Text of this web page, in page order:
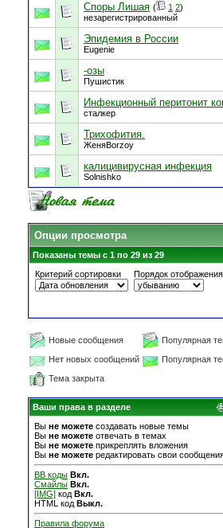
Споры Лишая ( 1 2)
незарегистрированный
Эпидемия в России
Eugenie
-озы
Пушистик
Инфекционный перитонит
сталкер
Трихофития.
ЖеняBorzoy
калицивирусная инфекция
Solnishko
Опции просмотра
Показаны темы с 1 по 29 из 29
Критерий сортировки
Порядок отображения
Новые сообщения
Популярная
Нет новых сообщений
Популярная
Тема закрыта
Ваши права в разделе
Вы не можете создавать новые темы
Вы не можете отвечать в темах
Вы не можете прикреплять вложения
Вы не можете редактировать свои
BB коды Вкл.
Смайлы Вкл.
[IMG] код Вкл.
HTML код Выкл.
Правила форума